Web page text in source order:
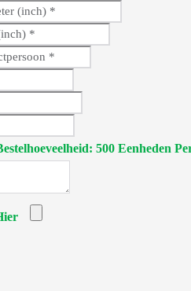
500 Eenheden